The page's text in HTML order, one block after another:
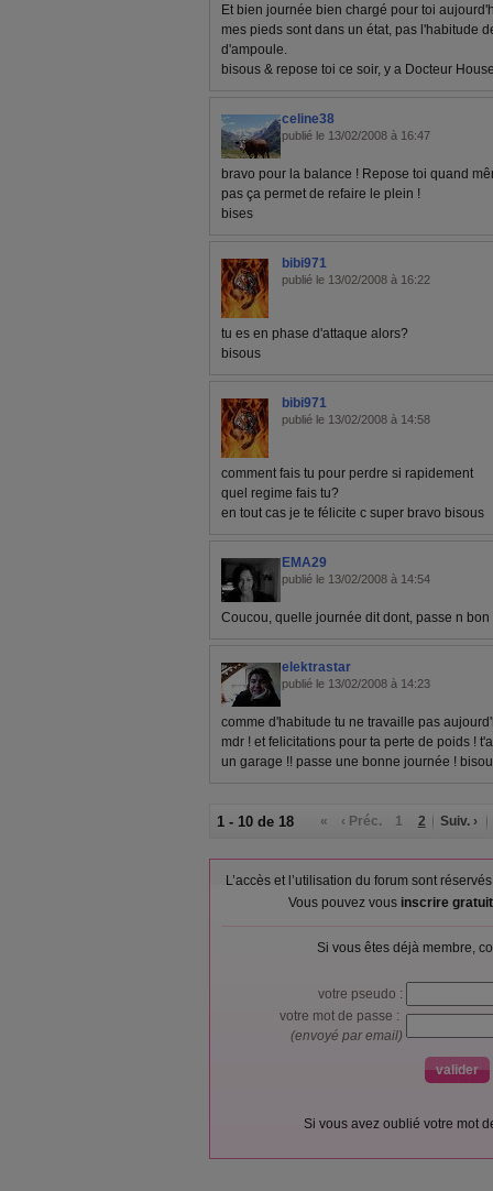
Et bien journée bien chargé pour toi
mes pieds sont dans un état, pas l'habitude
d'ampoule.
bisous & repose toi ce soir, y a Docteur
celine38
publié le 13/02/2008 à 16:47
bravo pour la balance ! Repose toi quand
pas ça permet de refaire le plein !
bises
bibi971
publié le 13/02/2008 à 16:22
tu es en phase d'attaque alors?
bisous
bibi971
publié le 13/02/2008 à 14:58
comment fais tu pour perdre si rapidement
quel regime fais tu?
en tout cas je te félicite c super bravo bisous
EMA29
publié le 13/02/2008 à 14:54
Coucou, quelle journée dit dont, passe n
elektrastar
publié le 13/02/2008 à 14:23
comme d'habitude tu ne travaille pas
mdr ! et felicitations pour ta perte de poids !
un garage !! passe une bonne journée !
1 - 10 de 18 « ‹ Préc. 1 2 Suiv. ›
L’accès et l’utilisation du forum sont
Vous pouvez vous inscrire
Si vous êtes déjà membre,
votre pseudo :
votre mot de passe :
(envoyé par email)
Si vous avez oublié votre mot